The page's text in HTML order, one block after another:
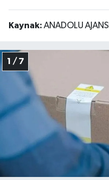
Kaynak: ANADOLU AJANSI
1 / 7